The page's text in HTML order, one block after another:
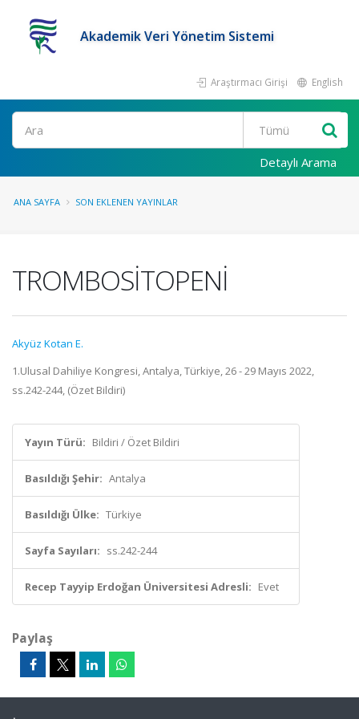
Akademik Veri Yönetim Sistemi
Araştırmacı Girişi English
Ara
Detaylı Arama
ANA SAYFA SON EKLENEN YAYINLAR
TROMBOSİTOPENİ
Akyüz Kotan E.
1.Ulusal Dahiliye Kongresi, Antalya, Türkiye, 26 - 29 Mayıs 2022,
ss.242-244, (Özet Bildiri)
Yayın Türü: Bildiri / Özet Bildiri
Basıldığı Şehir: Antalya
Basıldığı Ülke: Türkiye
Sayfa Sayıları: ss.242-244
Recep Tayyip Erdoğan Üniversitesi Adresli: Evet
Paylaş